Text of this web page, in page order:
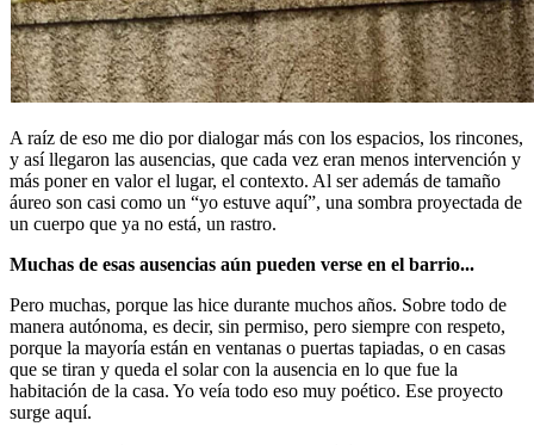
A raíz de eso me dio por dialogar más con los espacios, los rincones,
y así llegaron las ausencias, que cada vez eran menos intervención y
más poner en valor el lugar, el contexto. Al ser además de tamaño
áureo son casi como un “yo estuve aquí”, una sombra proyectada de
un cuerpo que ya no está, un rastro.
Muchas de esas ausencias aún pueden verse en el barrio...
Pero muchas, porque las hice durante muchos años. Sobre todo de
manera autónoma, es decir, sin permiso, pero siempre con respeto,
porque la mayoría están en ventanas o puertas tapiadas, o en casas
que se tiran y queda el solar con la ausencia en lo que fue la
habitación de la casa. Yo veía todo eso muy poético. Ese proyecto
surge aquí.